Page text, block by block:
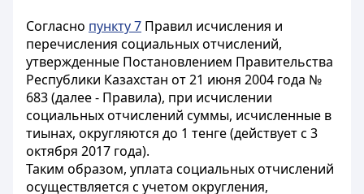
Согласно пункту 7 Правил исчисления и
перечисления социальных отчислений,
утвержденные Постановлением Правительства
Республики Казахстан от 21 июня 2004 года №
683 (далее - Правила), при исчислении
социальных отчислений суммы, исчисленные в
тиынах, округляются до 1 тенге (действует с 3
октября 2017 года).
Таким образом, уплата социальных отчислений
осуществляется с учетом округления,